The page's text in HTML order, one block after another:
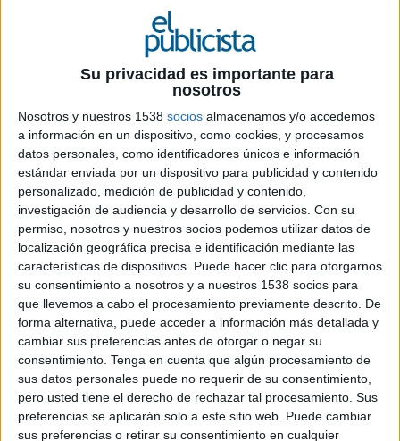
Su privacidad es importante para
nosotros
Nosotros y nuestros 1538 socios almacenamos y/o accedemos
a información en un dispositivo, como cookies, y procesamos
datos personales, como identificadores únicos e información
estándar enviada por un dispositivo para publicidad y contenido
personalizado, medición de publicidad y contenido,
investigación de audiencia y desarrollo de servicios. Con su
permiso, nosotros y nuestros socios podemos utilizar datos de
localización geográfica precisa e identificación mediante las
características de dispositivos. Puede hacer clic para otorgarnos
su consentimiento a nosotros y a nuestros 1538 socios para
que llevemos a cabo el procesamiento previamente descrito. De
forma alternativa, puede acceder a información más detallada y
cambiar sus preferencias antes de otorgar o negar su
consentimiento. Tenga en cuenta que algún procesamiento de
sus datos personales puede no requerir de su consentimiento,
pero usted tiene el derecho de rechazar tal procesamiento. Sus
preferencias se aplicarán solo a este sitio web. Puede cambiar
sus preferencias o retirar su consentimiento en cualquier
C/ Sevilla, 50 03012 Alicante Teléfono: 966 59 29
95 Fax: 966 59 29 94info@gruposotano.com
IMPRIMIR
TWEET
SHARE
SHARE
ENVIAR
PIN